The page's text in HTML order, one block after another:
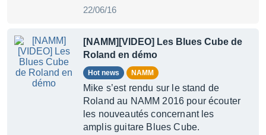
22/06/16
[NAMM][VIDEO] Les Blues Cube de
Roland en démo
Hot news NAMM
Mike s’est rendu sur le stand de
Roland au NAMM 2016 pour écouter
les nouveautés concernant les
amplis guitare Blues Cube.